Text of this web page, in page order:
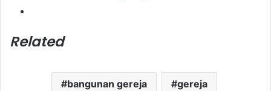
Related
bangunan gereja gereja